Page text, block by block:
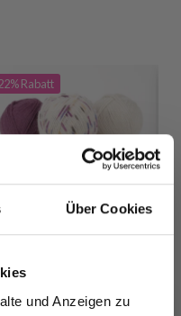
Über Cookies
und Anzeigen zu
Rabatt